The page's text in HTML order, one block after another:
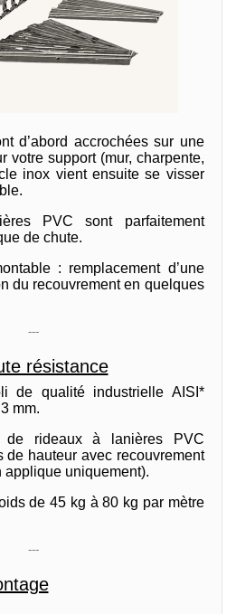
d’abord accrochées sur une
votre support (mur, charpente,
inox vient ensuite se visser
PVC sont parfaitement
de chute.
: remplacement d’une
du recouvrement en quelques
---
résistance
de qualité industrielle AISI*
mm.
de rideaux à lanières PVC
de hauteur avec recouvrement
applique uniquement).
de 45 kg à 80 kg par mètre
---